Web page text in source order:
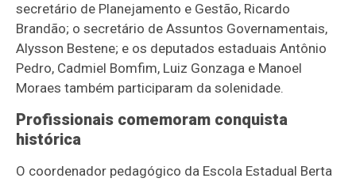
secretário de Planejamento e Gestão, Ricardo
Brandão; o secretário de Assuntos Governamentais,
Alysson Bestene; e os deputados estaduais Antônio
Pedro, Cadmiel Bomfim, Luiz Gonzaga e Manoel
Moraes também participaram da solenidade.
Profissionais comemoram conquista
histórica
O coordenador pedagógico da Escola Estadual Berta